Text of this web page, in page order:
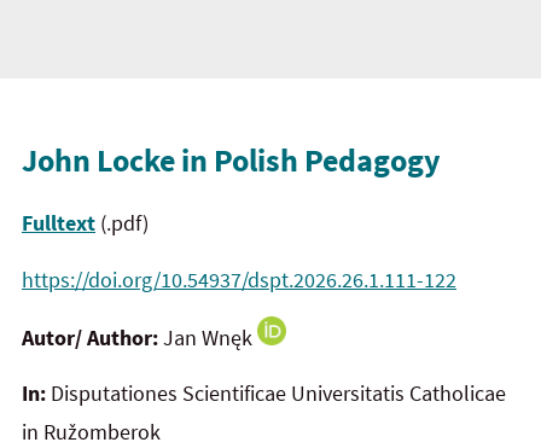
John Locke in Polish Pedagogy
Fulltext (.pdf)
https://doi.org/10.54937/dspt.2026.26.1.111-122
Autor/ Author:Jan Wnęk
In: Disputationes Scientificae Universitatis Catholicae
in Ružomberok